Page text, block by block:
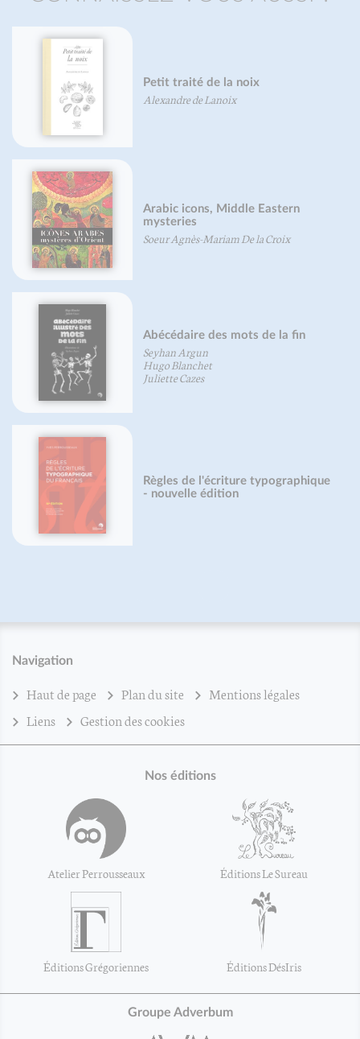
Petit traité de la noix
Alexandre de Lanoix
Arabic icons, Middle Eastern
mysteries
Soeur Agnès-Mariam De la Croix
Abécédaire des mots de la fin
Seyhan Argun
Hugo Blanchet
Juliette Cazes
Règles de l'écriture typographique
Navigation
Haut de page Plan du site
Mentions légales
Liens
Gestion des cookies
Nos éditions
Atelier Perrousseaux Éditions Le Sureau
Éditions Grégoriennes Éditions DésIris
Groupe Adverbum